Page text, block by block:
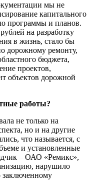
мы не
капитального
программы и планов.
на разработку
в жизнь, стало бы
дорожному ремонту,
бюджета,
проектов,
объектов дорожной
работы?
не только на
но и на другие
что называется, с
и установленные
– ОАО «Ремикс»,
нарушило
заключенному